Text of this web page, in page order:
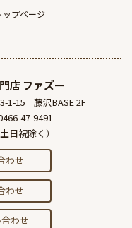
ップページ
店 ファズー
1-15
藤沢BASE 2F
47-9491
日祝除く）
わせ
わせ
わせ